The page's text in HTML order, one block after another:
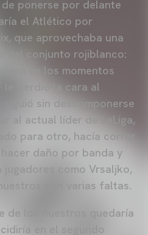
de ponerse por delante
el Atlético por
que aprovechaba una
del conjunto rojiblanco:
en los momentos
le perdió la cara al
sin descomponerse
al actual líder de LaLiga,
para otro, hacía correr
daño por banda y
como Vrsaljko,
con varias faltas.
de los nuestros quedaría
en el segundo